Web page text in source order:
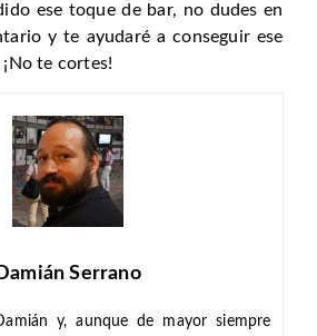
ese toque de bar, no dudes en
y te ayudaré a conseguir ese
te cortes!
Serrano
y, aunque de mayor siempre